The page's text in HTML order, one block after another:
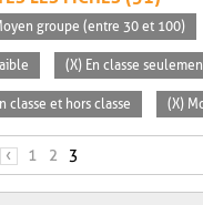
groupe (entre 30 et 100)
(X) En classe
classe et hors classe (X)
‹ 1 2 3